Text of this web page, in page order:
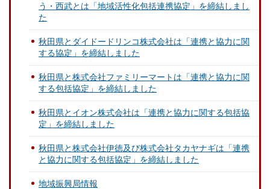
う・西武とは「地域活性化包括連携協定」を締結しまし
た
秋田県とダイドードリンコ株式会社は「連携と協力に関
する協定」を締結しました
秋田県と株式会社ファミリーマートは「連携と協力に関
する包括協定」を締結しました
秋田県とイオン株式会社は「連携と協力に関する包括協
定」を締結しました
秋田県と株式会社伊徳及び株式会社タカヤナギは「連携
と協力に関する包括協定」を締結しました
地域振興局情報